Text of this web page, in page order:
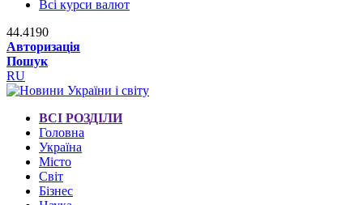
Всі курси валют
44.4190
Авторизація
Пошук
RU
ВСІ РОЗДІЛИ
Головна
Україна
Місто
Світ
Бізнес